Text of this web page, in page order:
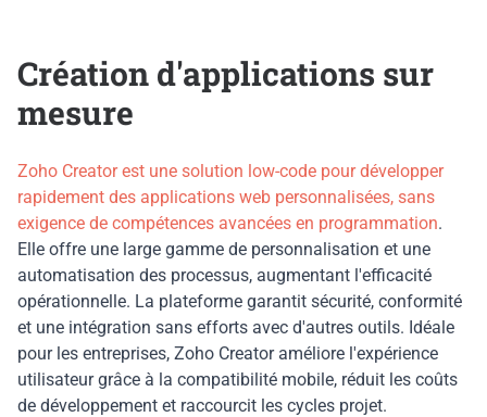
Création d'applications sur
mesure
Zoho Creator est une solution low-code pour développer
rapidement des applications web personnalisées, sans
exigence de compétences avancées en programmation.
Elle offre une large gamme de personnalisation et une
automatisation des processus, augmentant l'efficacité
opérationnelle. La plateforme garantit sécurité, conformité
et une intégration sans efforts avec d'autres outils. Idéale
pour les entreprises, Zoho Creator améliore l'expérience
utilisateur grâce à la compatibilité mobile, réduit les coûts
de développement et raccourcit les cycles projet.